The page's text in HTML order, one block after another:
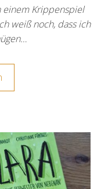
Krippenspiel
weiß noch, dass ich